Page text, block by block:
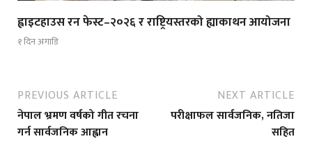
ह्वाइटहाउस रन फेस्ट–२०२६ र राष्ट्रियस्तरको ह्याकाथन आयोजना
१ दिन अगाडि
PREVIOUS ARTICLE
नेपाल भ्रमण वर्षको गीत रचना
गर्न सार्वजनिक आह्वान
NEXT ARTICLE
परीक्षाफल सार्वजनिक, नतिजा
सहित